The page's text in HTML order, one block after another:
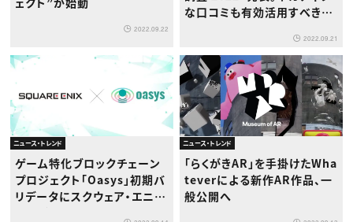
2022.09.22
な口コミも有効活用すべき理
2022.09.21
ニュース・トレンド
ゲーム特化ブロックチェーン
プロジェクト「Oasys」初期バ
リデータにスクウェア・エニッ
ニュース・トレンド
「らくがきAR」を手掛けたWha
teverによる新作AR作品、一
般公開へ